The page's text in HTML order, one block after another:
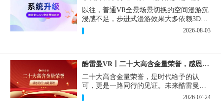
以往，普通VR全景场景切换的空间漫游沉
浸感不足，步进式漫游效果大多依赖3D扫
描设备和3D建模。现在，一键即可在普通
VR全景作品中实现步进式的漫游效果。
2026-08-03
酷雷曼VR丨二十大高含金量荣誉，感恩同行·共赴新程！
二十大高含金量荣誉，是时代给予的认
可，更是一路同行的见证。未来酷雷曼将
持续深耕VR+AI技术创新，用更完善的产
品和更优质的服务回报每一位合作伙伴，
2026-07-24